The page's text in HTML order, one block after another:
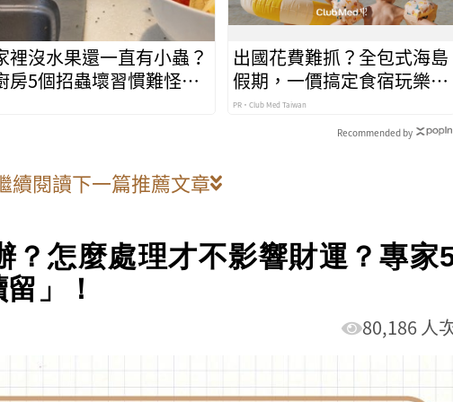
裡沒水果還一直有小蟲？
房5個招蟲壞習慣難怪果
出國花費難抓？全包式海島
假期，一價搞定食宿玩樂，
省錢更省心！
PR・Club Med Taiwan
Recommended by
續閱讀下一篇推薦文章
？怎麼處理才不影響財運？專家
」！
80,186 人